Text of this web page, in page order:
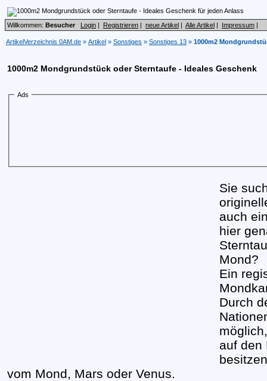
Willkommen: Besucher Login | Registrieren | neue Artikel | Alle Artikel | Impressum |
ArtikelVerzeichnis 0AM.de » Artikel » Sonstiges » Sonstiges 13 » 1000m2
1000m2 Mondgrundstück oder Sterntaufe - Ideales Geschenk
Ads
Sie
auch
hier
Mond?
Ein
Durch
auf den
vom Mond, Mars oder Venus.